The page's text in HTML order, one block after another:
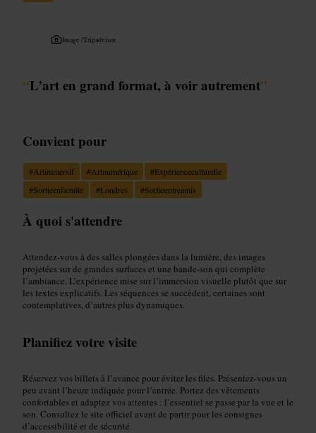
Image /Tripadvisor
“L’art en grand format, à voir autrement”
Convient pour
#Artimmersif #Artnumérique #Expérienceculturelle
#Sortieenfamille #Londres #Sortieentreamis
À quoi s'attendre
Attendez-vous à des salles plongées dans la lumière, des images
projetées sur de grandes surfaces et une bande-son qui complète
l’ambiance. L’expérience mise sur l’immersion visuelle plutôt que sur
les textes explicatifs. Les séquences se succèdent, certaines sont
contemplatives, d’autres plus dynamiques.
Planifiez votre visite
Réservez vos billets à l’avance pour éviter les files. Présentez-vous un
peu avant l’heure indiquée pour l’entrée. Portez des vêtements
confortables et adaptez vos attentes : l’essentiel se passe par la vue et le
son. Consultez le site officiel avant de partir pour les consignes
d’accessibilité et de sécurité.